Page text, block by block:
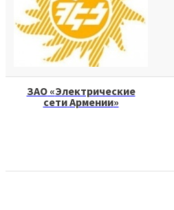
ЗАО«Электрические
сетиАрмении»